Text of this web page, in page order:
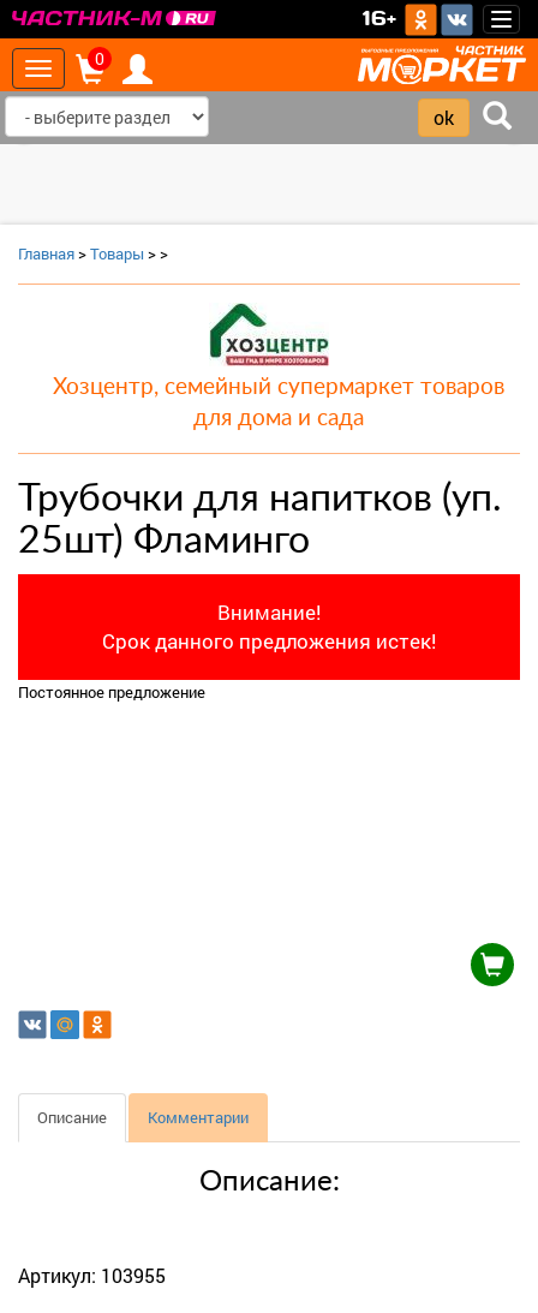
16+
Toggle
navigation
0
Главная>Товары >>
Хозцентр, семейный супермаркет товаров
для дома и сада
Трубочки для напитков (уп.
25шт) Фламинго
Внимание!
Срок данного предложения истек!
Постоянное предложение
Описание Комментарии
Описание:
Артикул: 103955
‹ ›